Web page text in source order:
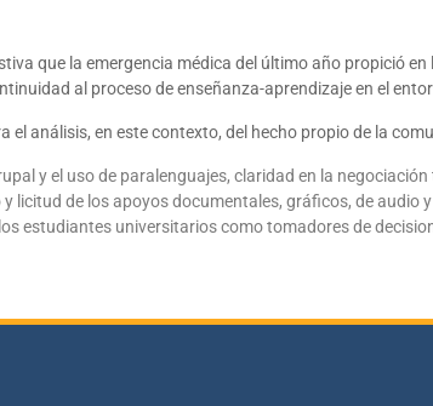
que la emergencia médica del último año propició
al proceso de enseñanza-aprendizaje en el
el análisis, en este contexto, del hecho propio de la
y el uso de paralenguajes, claridad en la
licitud de los apoyos documentales, gráficos, de
estudiantes universitarios como tomadores de